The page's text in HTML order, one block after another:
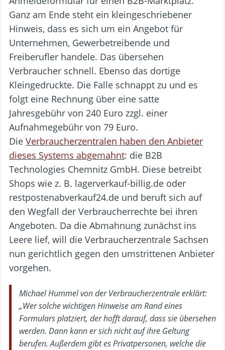
Ganz am Ende steht ein kleingeschriebener
Hinweis, dass es sich um ein Angebot für
Unternehmen, Gewerbetreibende und
Freiberufler handele. Das übersehen
Verbraucher schnell. Ebenso das dortige
Kleingedruckte. Die Falle schnappt zu und es
folgt eine Rechnung über eine satte
Jahresgebühr von 240 Euro zzgl. einer
Aufnahmegebühr von 79 Euro.
Die Verbraucherzentralen haben den Anbieter
dieses Systems abgemahnt: die B2B
Technologies Chemnitz GmbH. Diese betreibt
Shops wie z. B. lagerverkauf-billig.de oder
restpostenabverkauf24.de und beruft sich auf
den Wegfall der Verbraucherrechte bei ihren
Angeboten. Da die Abmahnung zunächst ins
Leere lief, will die Verbraucherzentrale Sachsen
nun gerichtlich gegen den umstrittenen Anbieter
vorgehen.
Michael Hummel von der Verbraucherzentrale erklärt:
„Wer solche wichtigen Hinweise am Rand eines
Formulars platziert, der hofft darauf, dass sie übersehen
werden. Dann kann er sich nicht auf ihre Geltung
berufen. Außerdem gibt es Privatpersonen, welche die